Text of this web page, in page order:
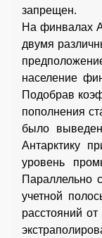
запрещен.
На финвалах
двумя
население
Подобрав
пополнения
было
Антарктику
уровень
Параллельно
учетной
расстояний